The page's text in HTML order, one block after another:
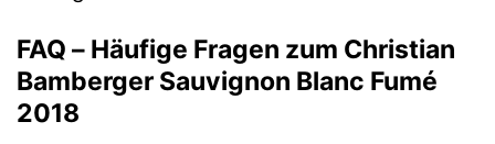
FAQ – Häufige Fragen zum Christian
Bamberger Sauvignon Blanc Fumé
2018